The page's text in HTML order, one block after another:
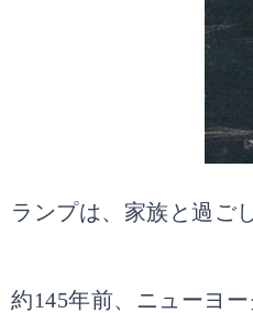
ランプは、家族と過ご
約145年前、ニューヨ